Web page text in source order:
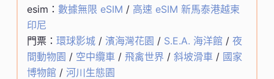
esim： 數據無限 eSIM / 高速 eSIM 新馬泰港越柬
印尼
門票： 環球影城/ 濱海灣花園 / S.E.A. 海洋館 / 夜
間動物園 / 空中纜車/ 飛禽世界 / 斜坡滑車/ 國家
博物館 / 河川生態園